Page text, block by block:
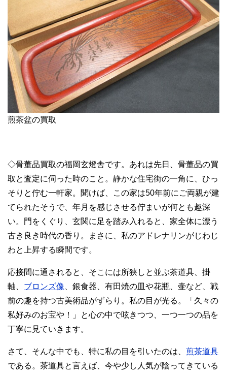
煎茶盆の買取
◇骨董品買取の福岡玄燈舎です。あれは先日、骨董品の買
取と査定に伺った時のこと。静かな住宅街の一角に、ひっ
そりと佇む一軒家。聞けば、この家は50年前にご両親が建
てられたそうで、年月を感じさせる佇まいが何とも趣深
い。門をくぐり、玄関に足を踏み入れると、家全体に漂う
古き良き時代の香り。まさに、私のアドレナリンがじわじ
わと上昇する瞬間です。
応接間に通されると、そこには所狭しと並ぶ茶道具、掛
軸、 ブロンズ像 、銀食器、有田焼の皿や花瓶、壷など、戦
前の趣を持つ古美術品がずらり。私の目が光る。「久々の
私好みのお宝や！」と心の中で呟きつつ、一つ一つの品を
丁寧に見ていきます。
さて、そんな中でも、特に私の目を引いたのは、 煎茶道具
である。茶道具と言えば、今や少し人気が陰ってきている